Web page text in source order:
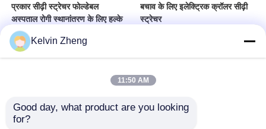
प्रकार सीढ़ी स्ट्रेचर फोल्डेबल
अस्पताल रोगी स्थानांतरण के लिए हल्के
बचाव के लिए इलेक्ट्रिक क्रॉलर सीढ़ी
स्ट्रेचर
Kelvin Zheng
11:50 AM
Good day, what product are you looking
for?